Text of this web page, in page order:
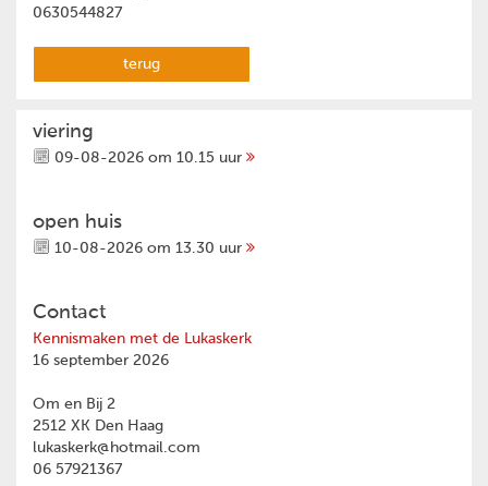
0630544827
terug
viering
09-08-2026 om 10.15 uur
open huis
10-08-2026 om 13.30 uur
Contact
Kennismaken met de Lukaskerk
16 september 2026
Om en Bij 2
2512 XK Den Haag
lukaskerk@hotmail.com
06 57921367